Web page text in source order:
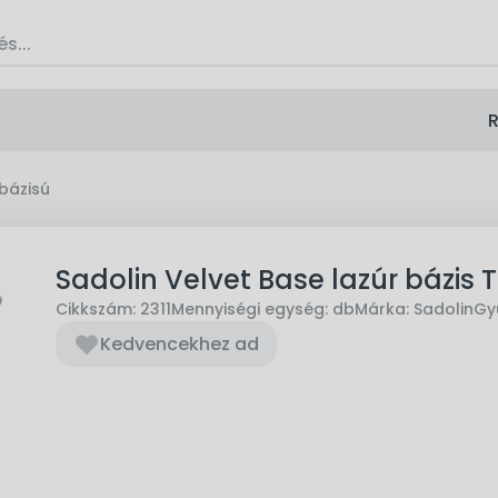
Sadolin Velvet Base lazúr bázis
Cikkszám: 2311Mennyiségi egység: dbMárka: Sadolin
Kedvencekhez ad